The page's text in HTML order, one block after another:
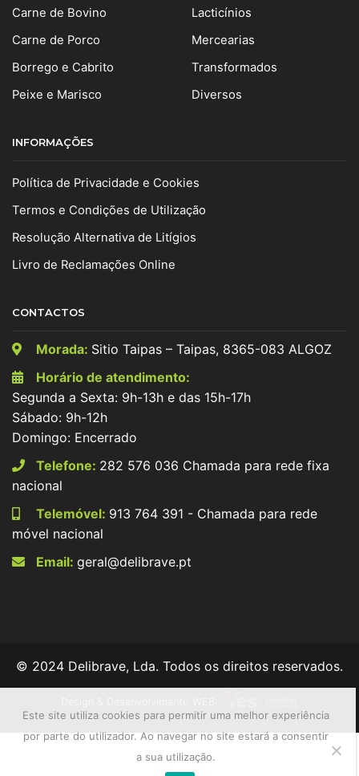
Carne de Bovino
Carne de Porco
Borrego e Cabrito
Peixe e Marisco
Lacticínios
Mercearias
Transformados
Diversos
INFORMAÇÕES
Política de Privacidade e Cookies
Termos e Condições de Utilização
Resolução Alternativa de Litígios
Livro de Reclamações Online
CONTACTOS
Morada: Sitio Taipas – Taipas, 8365-083 ALGOZ
Horário de atendimento:
Segunda a Sexta: 9h-13h e das 15h-17h
Sábado: 9h-12h
Domingo: Encerrado
Telefone: 282 576 036 Chamada para rede fixa
nacional
Telemóvel: 913 764 391 - Chamada para rede
móvel nacional
Email: geral@delibrave.pt
© 2024 Delibrave, Lda. Todos os direitos reservados.
Este site utiliza cookies para permitir uma melhor experiência
por parte do utilizador. Ao navegar no site estará a consentir
a sua utilização.